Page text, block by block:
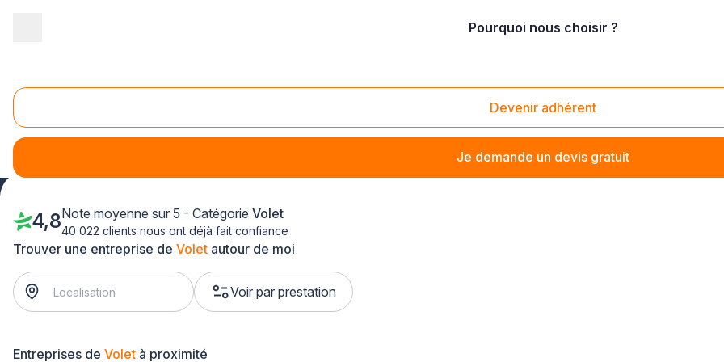
Pourquoi nous choisir ?
Devenir adhérent
Je demande un devis gratuit
Volet Alpes de Hautes-Provence (04)
Avec la solution Plus que PRO, vous n'aurez aucune difficulté à contacter un installateur de volets pourpersonnaliser
Trouver une entreprise de Volet autour de moi
Voir par prestation
4,8Note moyenne sur 5 - Catégorie Volet
40 022 clients nous ont déjà fait confiance
Entreprises de Volet à proximité